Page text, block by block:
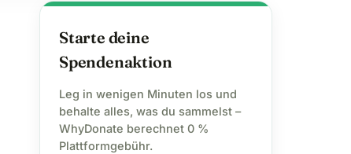
Starte deine
Spendenaktion
Leg in wenigen Minuten los und
behalte alles, was du sammelst –
WhyDonate berechnet 0 %
Plattformgebühr.